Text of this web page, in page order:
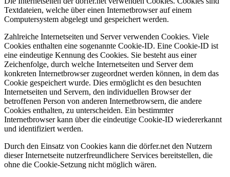
Textdateien, welche über einen Internetbrowser auf einem
Computersystem abgelegt und gespeichert werden.
Zahlreiche Internetseiten und Server verwenden Cookies. Viele
Cookies enthalten eine sogenannte Cookie-ID. Eine Cookie-ID ist
eine eindeutige Kennung des Cookies. Sie besteht aus einer
Zeichenfolge, durch welche Internetseiten und Server dem
konkreten Internetbrowser zugeordnet werden können, in dem das
Cookie gespeichert wurde. Dies ermöglicht es den besuchten
Internetseiten und Servern, den individuellen Browser der
betroffenen Person von anderen Internetbrowsern, die andere
Cookies enthalten, zu unterscheiden. Ein bestimmter
Internetbrowser kann über die eindeutige Cookie-ID wiedererkannt
und identifiziert werden.
Durch den Einsatz von Cookies kann die dörfer.net den Nutzern
dieser Internetseite nutzerfreundlichere Services bereitstellen, die
ohne die Cookie-Setzung nicht möglich wären.